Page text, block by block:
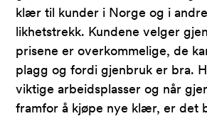
klær til kunder i Norge og i
likhetstrekk. Kundene velger
prisene er overkommelige, de
plagg og fordi gjenbruk er bra.
viktige arbeidsplasser og når
framfor å kjøpe nye klær, er det